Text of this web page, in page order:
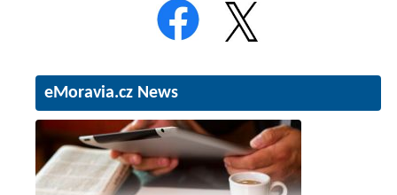
eMoravia.cz News